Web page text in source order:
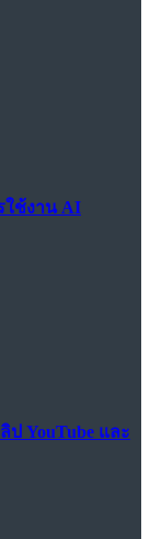
ใช้งาน AI
YouTube และ